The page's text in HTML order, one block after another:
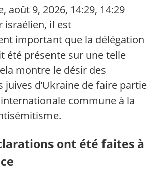
août 9, 2026, 14:29, 14:29
israélien, il est
important que la délégation
été présente sur une telle
montre le désir des
d’Ukraine de faire partie
commune à la
ont été faites à